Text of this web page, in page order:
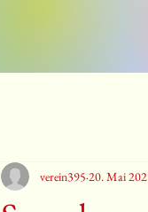
verein395 20. Mai